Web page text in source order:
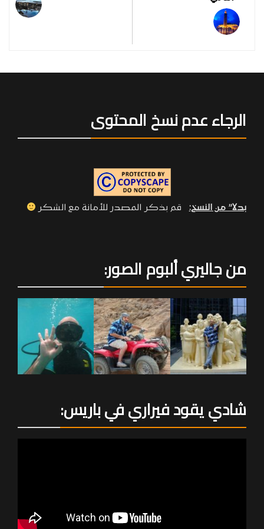
الرجاء عدم نسخ المحتوى
بدلا” من النسخ:قم بذكر المصدر للأمانة مع الشكر
من جاليري ألبوم الصور:
شادي يقود فيراري في باريس: